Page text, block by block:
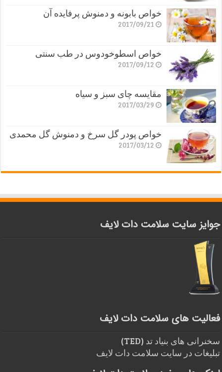
خواص بابونه و دمنوش پرفایده آن
2017/09/21
خواص اسطوخودوس در طب سنتی
2017/09/12
مقایسه چای سبز و سیاه
2017/03/29
خواص پودر گل سرخ و دمنوش گل محمدی
2017/03/12
جوایز سایت سلامت دات لایف
فعالیت های سلامت دات لایف
سخنرانی های بنیاد تد (TED)
تبلیغات در سایت سلامت دات لایف